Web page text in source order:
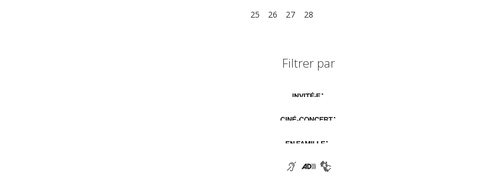
25
26 27 28
Filtrer par